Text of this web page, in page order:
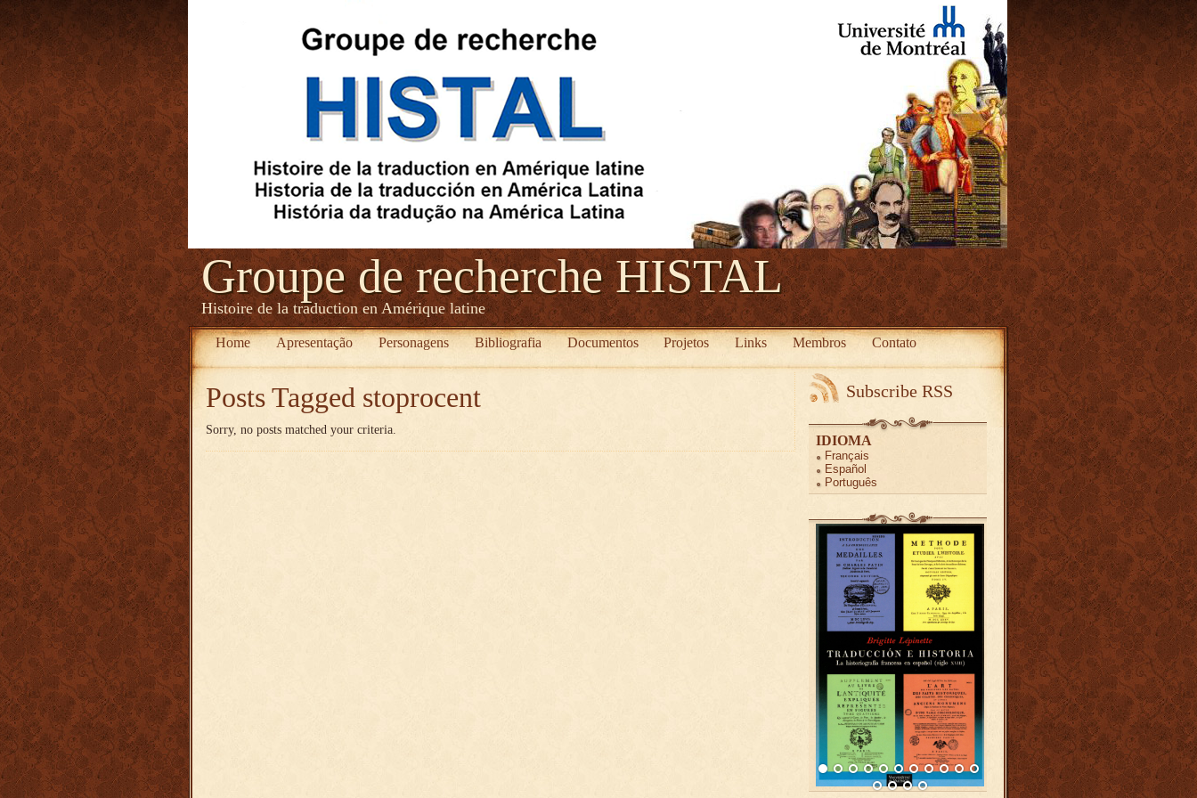
Groupe de recherche HISTAL
Histoire de la traduction en Amérique latine
Home Apresentação Personagens Bibliografia Documentos Projetos Links Membros Contato
Posts Tagged stoprocent
Sorry, no posts matched your criteria.
Subscribe RSS
IDIOMA
Français
Español
Português